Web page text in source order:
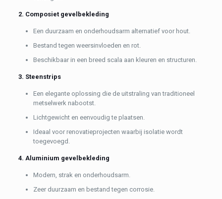
2. Composiet gevelbekleding
Een duurzaam en onderhoudsarm alternatief voor hout.
Bestand tegen weersinvloeden en rot.
Beschikbaar in een breed scala aan kleuren en structuren.
3. Steenstrips
Een elegante oplossing die de uitstraling van traditioneel
metselwerk nabootst.
Lichtgewicht en eenvoudig te plaatsen.
Ideaal voor renovatieprojecten waarbij isolatie wordt
toegevoegd.
4. Aluminium gevelbekleding
Modern, strak en onderhoudsarm.
Zeer duurzaam en bestand tegen corrosie.